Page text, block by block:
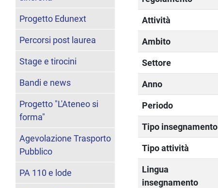
Attività
Ambito
Settore
Anno
Periodo
Tipo insegnamento
Tipo attività
Lingua
insegnamento
Progetto Edunext
Percorsi post laurea
Stage e tirocini
Bandi e news
Progetto "L'Ateneo si
forma"
Agevolazione Trasporto
Pubblico
PA 110 e lode